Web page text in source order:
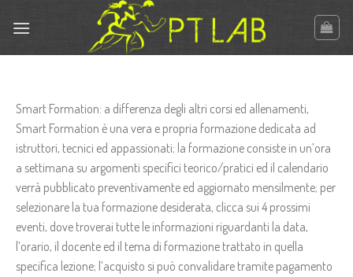
Smart Formation: a differenza degli altri corsi ed allenamenti,
Smart Formation è una vera e propria formazione dedicata ad
istruttori, tecnici ed appassionati; la formazione consiste in un’ora
a settimana su argomenti specifici teorico/pratici ed il calendario
verrà pubblicato preventivamente ed aggiornato mensilmente; per
selezionare la tua formazione desiderata, clicca sui 4 prossimi
eventi, dove troverai tutte le informazioni riguardanti la data,
l’orario, il docente ed il tema di formazione trattato in quella
specifica lezione; l’acquisto si può convalidare tramite pagamento